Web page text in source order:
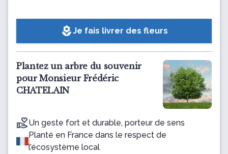
local_floristJe fais livrer des fleurs
Plantez un arbre du souvenir
pour Monsieur Frédéric
CHATELAIN
Un geste fort et durable, porteur de sens
Planté en France dans le respect de
l’écosystème local